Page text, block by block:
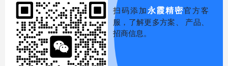
扫码添加永霞精密官方客
服，了解更多方案、 产品、
招商信息。